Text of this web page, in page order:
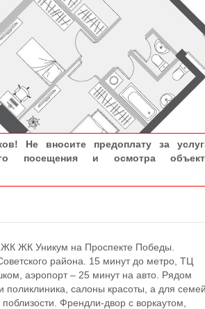
Не вносите предоплату за
посещения и осмотра
ЖК Уникум на Проспекте Победы.
района. 15 минут до метро, ТЦ
аэропорт – 25 минут на авто. Рядом
салоны красоты, а для
Френдли-двор с воркаутом,